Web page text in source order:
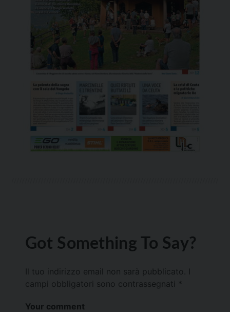
Got Something To Say?
Il tuo indirizzo email non sarà pubblicato.
campi obbligatori sono contrassegnati *
Your comment